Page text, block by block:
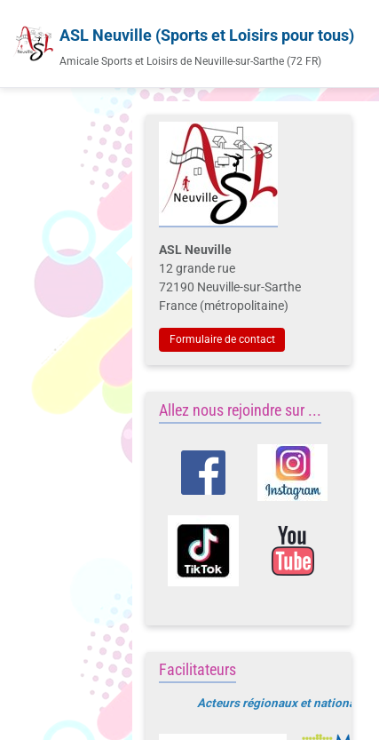
ASL Neuville (Sports et Loisirs pour tous)
Amicale Sports et Loisirs de Neuville-sur-Sarthe (72 FR)
ASL Neuville
12 grande rue
72190 Neuville-sur-Sarthe
France (métropolitaine)
Formulaire de contact
Allez nous rejoindre sur ...
Facilitateurs
Acteurs régionaux et nationaux